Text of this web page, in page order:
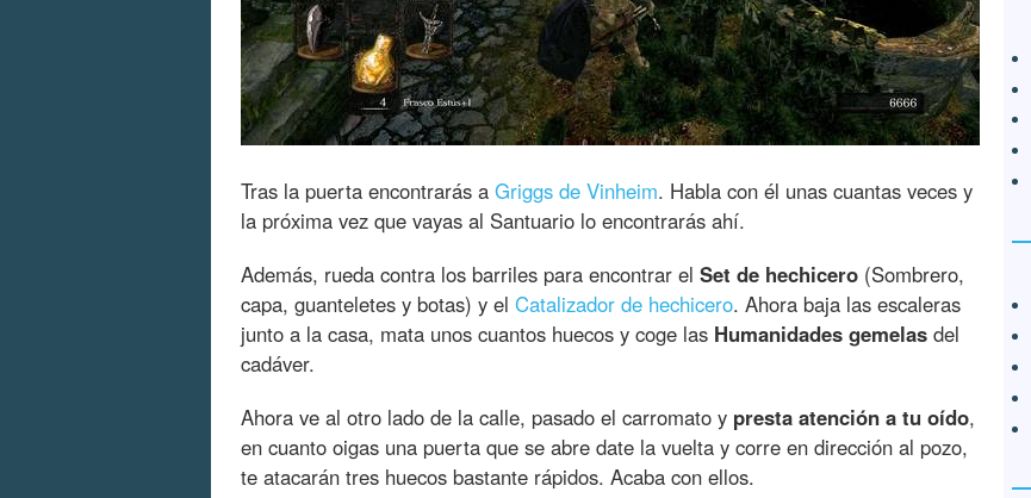
Tras la puerta encontrarás a Griggs de Vinheim. Habla con él unas cuantas veces y
la próxima vez que vayas al Santuario lo encontrarás ahí.
Además, rueda contra los barriles para encontrar el Set de hechicero (Sombrero,
capa, guanteletes y botas) y el Catalizador de hechicero. Ahora baja las escaleras
junto a la casa, mata unos cuantos huecos y coge las Humanidades gemelas del
cadáver.
Ahora ve al otro lado de la calle, pasado el carromato y presta atención a tu oído,
en cuanto oigas una puerta que se abre date la vuelta y corre en dirección al pozo,
te atacarán tres huecos bastante rápidos. Acaba con ellos.